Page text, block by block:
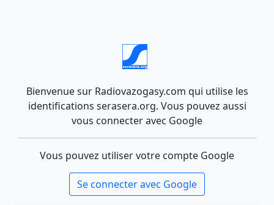
Bienvenue sur Radiovazogasy.com qui utilise les
identifications serasera.org. Vous pouvez aussi
vous connecter avec Google
Vous pouvez utiliser votre compte Google
Se connecter avec Google